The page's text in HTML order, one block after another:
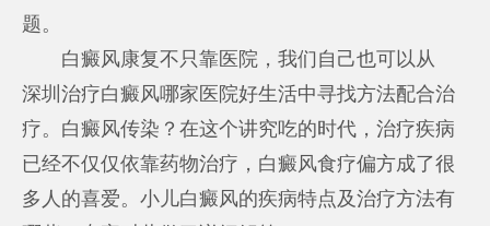
题。
白癜风康复不只靠医院，我们自己也可以从
深圳治疗白癜风哪家医院好生活中寻找方法配合治
疗。白癜风传染？在这个讲究吃的时代，治疗疾病
已经不仅仅依靠药物治疗，白癜风食疗偏方成了很
多人的喜爱。小儿白癜风的疾病特点及治疗方法有